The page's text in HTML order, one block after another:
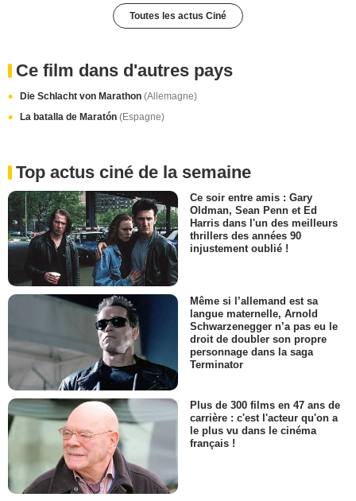
Toutes les actus Ciné
Ce film dans d'autres pays
Die Schlacht von Marathon (Allemagne)
La batalla de Maratón (Espagne)
Top actus ciné de la semaine
Ce soir entre amis : Gary
Oldman, Sean Penn et Ed
Harris dans l'un des meilleurs
thrillers des années 90
injustement oublié !
Même si l’allemand est sa
langue maternelle, Arnold
Schwarzenegger n’a pas eu le
droit de doubler son propre
personnage dans la saga
Terminator
Plus de 300 films en 47 ans de
carrière : c'est l'acteur qu'on a
le plus vu dans le cinéma
français !